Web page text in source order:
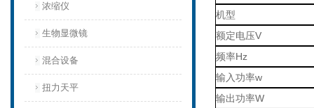
浓缩仪
生物显微镜
混合设备
扭力天平
机型
额定电压V
频率Hz
输入功率w
输出功率W